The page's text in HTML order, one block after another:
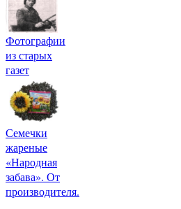
Фотографии
из старых
газет
Семечки
жареные
«Народная
забава». От
производителя.